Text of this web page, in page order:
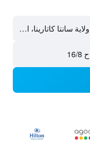
Zimbros Beach - بومبينهاس، ولاية سانتا كاتارينا، البرازيل
ح 16/8